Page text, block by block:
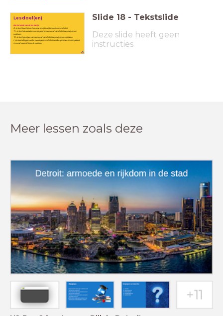
Lesdoel(en)
Aan het einde van de les kan je:
R: Je kunt beschrijven hoe arme en rijke wijken eruit zien in Detroit
T1: Je kunt de oorzaken van de groei en het verval van Detroit beschrijven en
verklaren.
T2: Je kunt gevolgen van het verval van Detroit beschrijven en verklaren.
I: Je kunt uitleggen welke maatregelen in Detroit worden genomen om een gebied
in verval weer tot leven te wekken.
Slide 18 - Tekstslide
Deze slide heeft geen
instructies
Meer lessen zoals deze